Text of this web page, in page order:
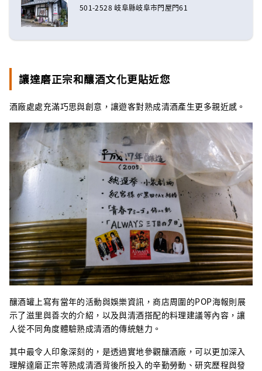
501-2528 岐阜縣岐阜市門屋門61
讓達磨正宗和釀酒文化更貼近您
酒廠處處充滿巧思與創意，讓遊客對熟成清酒產生更多親近感。
釀酒罐上寫有當年的活動與娛樂資訊，商店周圍的POP海報則展
示了滋里與善次的介紹，以及與清酒搭配的料理建議等內容，讓
人從不同角度體驗熟成清酒的傳統魅力。
其中最令人印象深刻的，是透過實地參觀釀酒廠，可以更加深入
理解達磨正宗等熟成清酒背後所投入的辛勤勞動、研究歷程與發